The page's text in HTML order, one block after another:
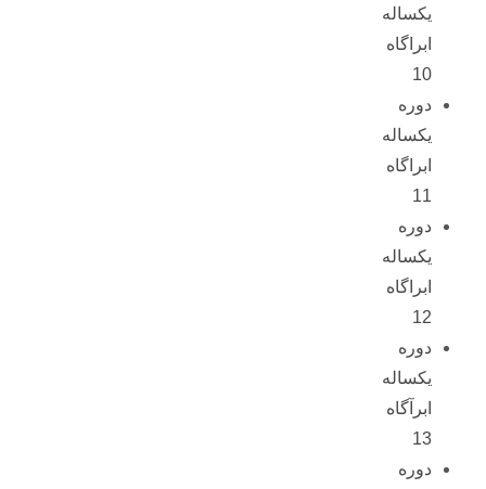
یکساله
ابراگاه
10
دوره
یکساله
ابراگاه
11
دوره
یکساله
ابراگاه
12
دوره
یکساله
ابرآگاه
13
دوره